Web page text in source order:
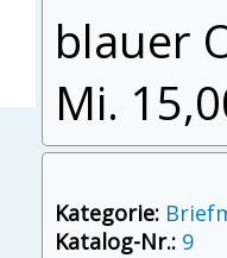
blauer
Mi.
Kategorie:
Katalog-Nr.: 9